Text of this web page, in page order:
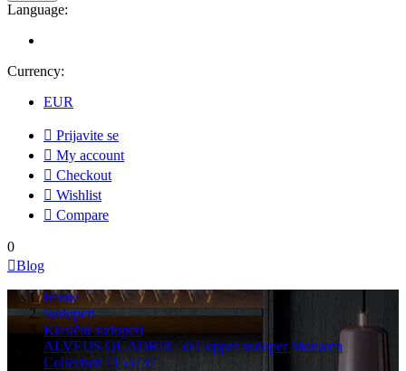
Language:
Currency:
EUR
 Prijavite se
 My account
 Checkout
 Wishlist
 Compare
0
Blog
Home
Sudoperi
Klasični sudoperi
ALVEUS QUADRIX 50 Copper sudoper Monarch
Collection 1153737